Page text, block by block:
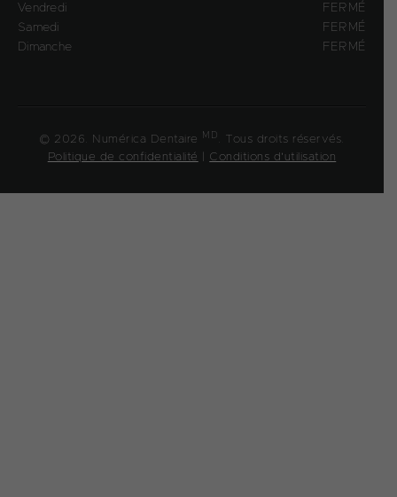
Vendredi
FERMÉ
Samedi
FERMÉ
Dimanche
FERMÉ
© 2026. Numérica Dentaire MD
. Tous droits réservés.
Politique de confidentialité
Conditions d'utilisation